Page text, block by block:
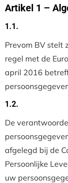
Artikel 1 –
1.1.
Prevom BV stelt
regel met de
april 2016
1.2.
De
afgelegd bij de
Persoonlijke
uw